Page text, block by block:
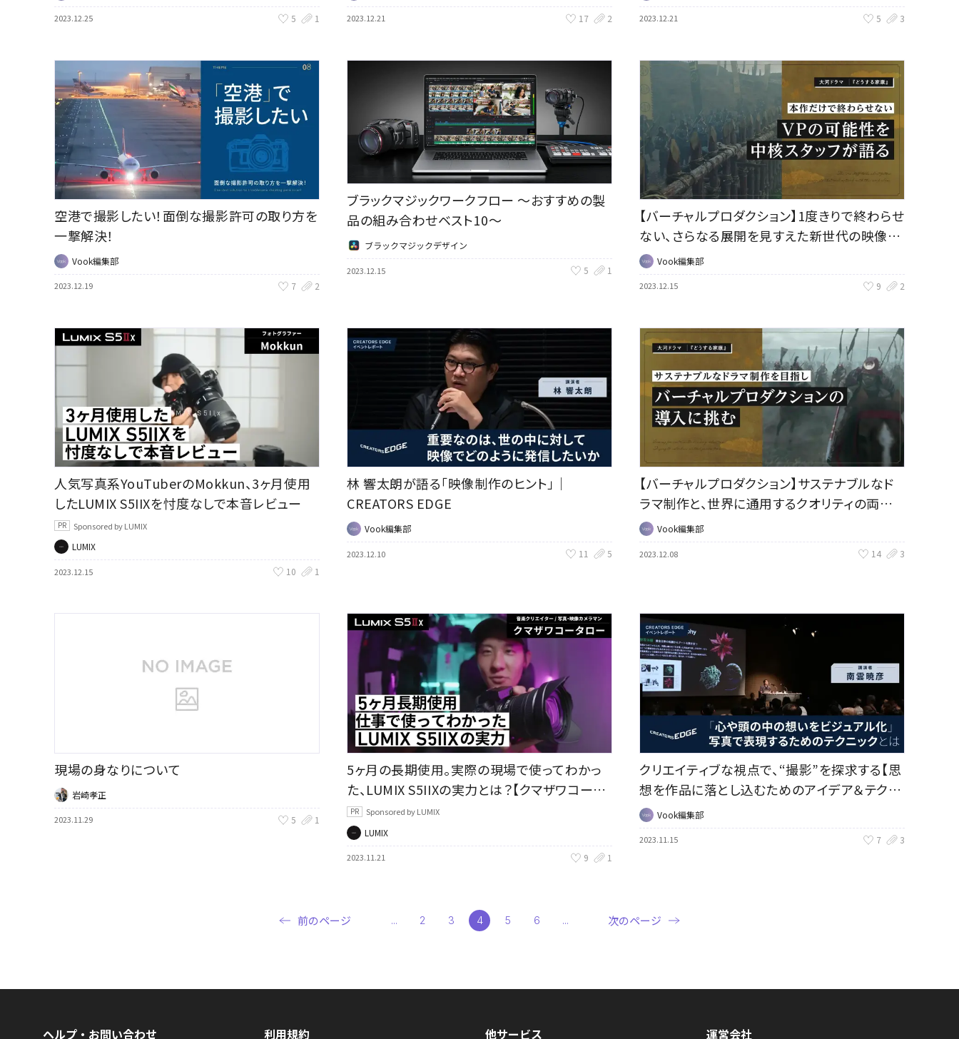
2023.12.25 5 1 2023.12.21 17 2 2023.12.21 5 3
空港で撮影したい！面倒な撮影許可の取り方を
一撃解決！
Vook編集部
2023.12.19 7 2
ブラックマジックワークフロー 〜おすすめの製
品の組み合わせベスト10〜
ブラックマジックデザイン
2023.12.15 5 1
【バーチャルプロダクション】1度きりで終わらせ
ない、さらなる展開を見すえた新世代の映像制
作｜大河ドラマ『どうする家康』
Vook編集部
2023.12.15 9 2
人気写真系YouTuberのMokkun、3ヶ月使用
したLUMIX S5IIXを忖度なしで本音レビュー
Sponsored by LUMIX
LUMIX
2023.12.15 10 1
林 響太朗が語る「映像制作のヒント」｜
CREATORS EDGE
Vook編集部
2023.12.10 11 5
【バーチャルプロダクション】サステナブルなド
ラマ制作と、世界に通用するクオリティの両立
を目指して｜大河ドラマ『どうする家康』
Vook編集部
2023.12.08 14 3
現場の身なりについて
岩崎孝正
2023.11.29 5 1
5ヶ月の長期使用。実際の現場で使ってわかっ
た、LUMIX S5IIXの実力とは？【クマザワコータ
ロー】Sponsored by LUMIX
LUMIX
2023.11.21 9 1
クリエイティブな視点で、“撮影”を探求する【思
想を作品に落とし込むためのアイデア＆テク
ニック】｜CREATORS EDGE
Vook編集部
2023.11.15 7 3
前のページ ... 2 3 4 5 6 ... 次のページ
ヘルプ・お問い合わせ 利用規約 他サービス 運営会社